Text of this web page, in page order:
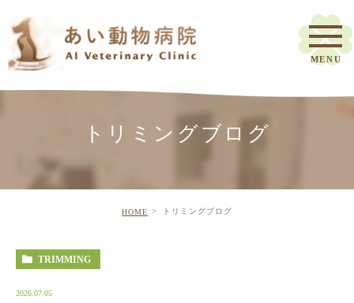
トリミングブログ
HOME トリミングブログ
TRIMMING
2026.07.05